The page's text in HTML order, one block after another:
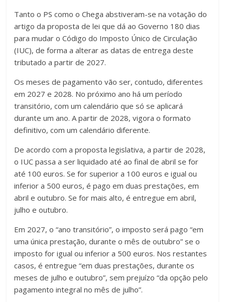
Tanto o PS como o Chega abstiveram-se na votação do
artigo da proposta de lei que dá ao Governo 180 dias
para mudar o Código do Imposto Único de Circulação
(IUC), de forma a alterar as datas de entrega deste
tributado a partir de 2027.
Os meses de pagamento vão ser, contudo, diferentes
em 2027 e 2028. No próximo ano há um período
transitório, com um calendário que só se aplicará
durante um ano. A partir de 2028, vigora o formato
definitivo, com um calendário diferente.
De acordo com a proposta legislativa, a partir de 2028,
o IUC passa a ser liquidado até ao final de abril se for
até 100 euros. Se for superior a 100 euros e igual ou
inferior a 500 euros, é pago em duas prestações, em
abril e outubro. Se for mais alto, é entregue em abril,
julho e outubro.
Em 2027, o “ano transitório”, o imposto será pago “em
uma única prestação, durante o mês de outubro” se o
imposto for igual ou inferior a 500 euros. Nos restantes
casos, é entregue “em duas prestações, durante os
meses de julho e outubro”, sem prejuízo “da opção pelo
pagamento integral no mês de julho”.